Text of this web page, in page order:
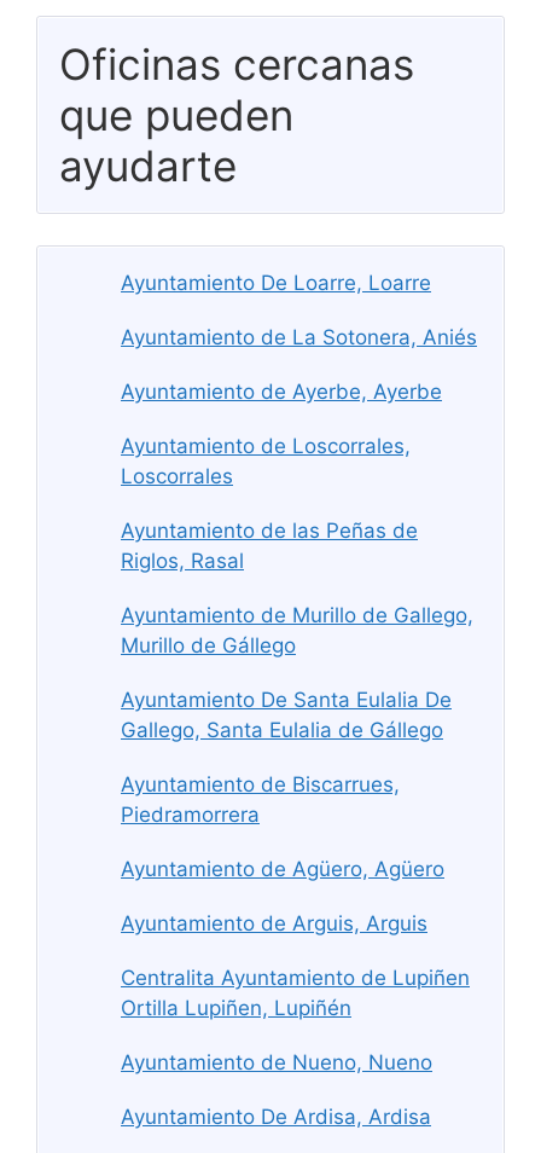
Oficinas cercanas
que pueden
ayudarte
Ayuntamiento De Loarre, Loarre
Ayuntamiento de La Sotonera, Aniés
Ayuntamiento de Ayerbe, Ayerbe
Ayuntamiento de Loscorrales,
Loscorrales
Ayuntamiento de las Peñas de
Riglos, Rasal
Ayuntamiento de Murillo de Gallego,
Murillo de Gállego
Ayuntamiento De Santa Eulalia De
Gallego, Santa Eulalia de Gállego
Ayuntamiento de Biscarrues,
Piedramorrera
Ayuntamiento de Agüero, Agüero
Ayuntamiento de Arguis, Arguis
Centralita Ayuntamiento de Lupiñen
Ortilla Lupiñen, Lupiñén
Ayuntamiento de Nueno, Nueno
Ayuntamiento De Ardisa, Ardisa